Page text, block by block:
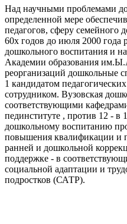
Над научными проблемами
определенной мере
педагогов, сферу семейного
60х годов до июля 2000 года
дошкольного воспитания и
Академии образования
реорганизаций дошкольные
1 кандидатом
сотрудником. Вузовская
соответствующими
пединституте , против 12 - в
дошкольному воспитанию
повышения квалификации и
ранней и дошкольной
поддержке - в
социальной адаптации и
подростков (САТР).